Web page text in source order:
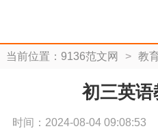
当前位置： 9136范文网 > 教
初三英语
时间：2024-08-04 09:08:53